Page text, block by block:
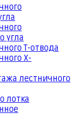
угла
Т-отвода
Х-
лестничного
лотка